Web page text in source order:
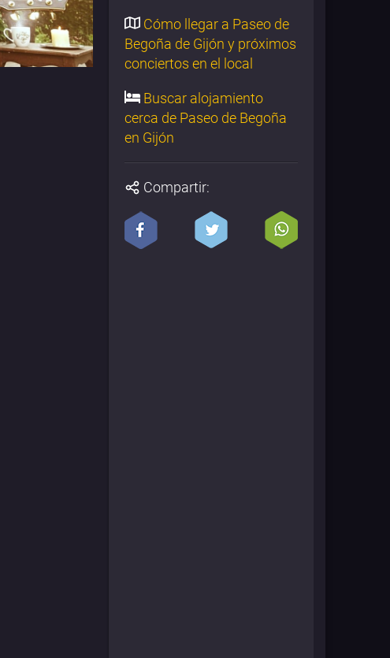
Cómo llegar a Paseo de
Begoña de Gijón y próximos
conciertos en el local
Buscar alojamiento
cerca de Paseo de Begoña
en Gijón
Compartir: